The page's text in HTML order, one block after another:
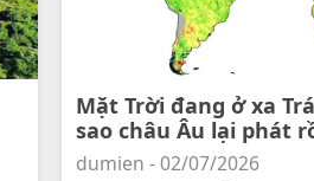
Mặt Trời đang ở xa
sao châu Âu lại phát
dumien - 02/07/2026